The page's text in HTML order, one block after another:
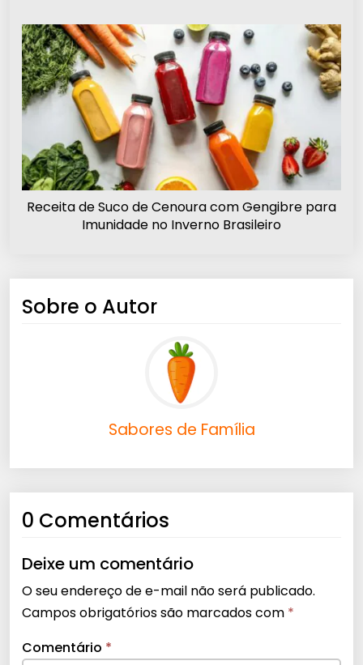
Receita de Suco de Cenoura com Gengibre para
Imunidade no Inverno Brasileiro
Sobre o Autor
Sabores de Família
0 Comentários
Deixe um comentário
O seu endereço de e-mail não será publicado.
Campos obrigatórios são marcados com *
Comentário *